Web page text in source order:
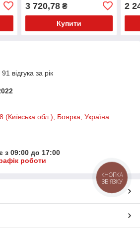
3 720,78₴
Купити
2
відгука за рік
(Київська обл.), Боярка, Україна
з 09:00 до 17:00
роботи
КНОПКА
ЗВ'ЯЗКУ